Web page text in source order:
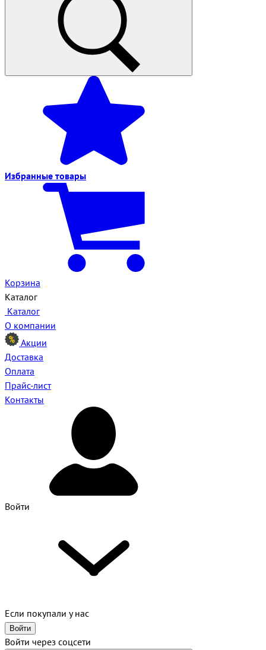
Избранные товары
Корзина
Каталог
Каталог
О компании
Акции
Доставка
Оплата
Прайс-лист
Контакты
Войти
Если покупали у нас
Войти
Войти через соцсети